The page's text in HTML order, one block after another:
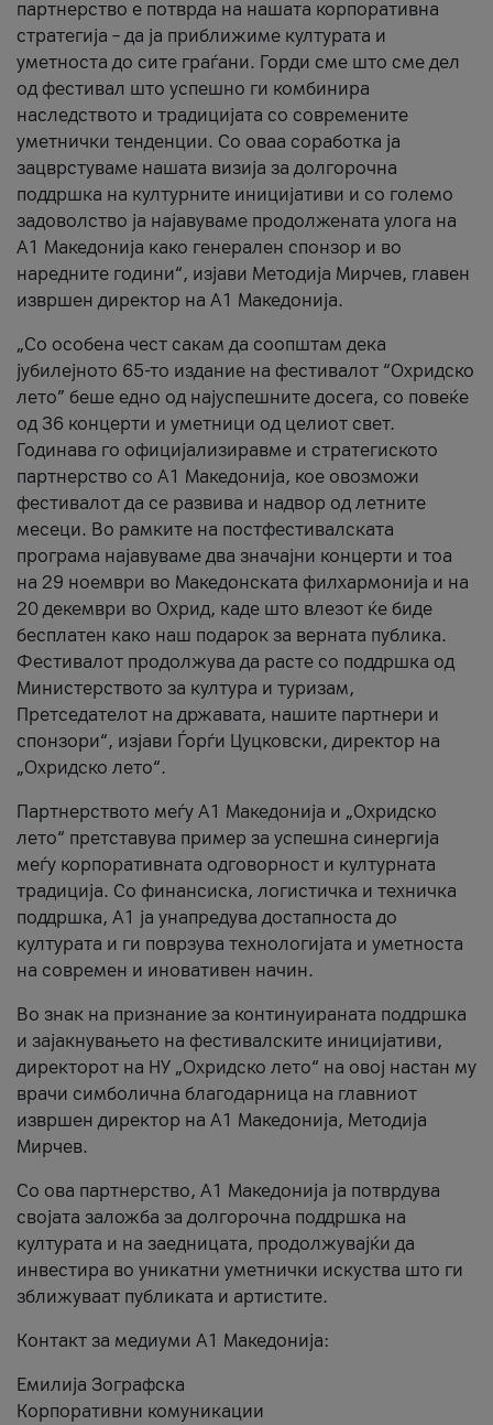
партнерство е потврда на нашата корпоративна
стратегија – да ја приближиме културата и
уметноста до сите граѓани. Горди сме што сме дел
од фестивал што успешно ги комбинира
наследството и традицијата со современите
уметнички тенденции. Со оваа соработка ја
зацврстуваме нашата визија за долгорочна
поддршка на културните иницијативи и со големо
задоволство ја најавуваме продолжената улога на
A1 Македонија како генерален спонзор и во
наредните години“, изјави Методија Мирчев, главен
извршен директор на A1 Македонија.
„Со особена чест сакам да соопштам дека
јубилејното 65-то издание на фестивалот “Охридско
лето” беше едно од најуспешните досега, со повеќе
од 36 концерти и уметници од целиот свет.
Годинава го официјализиравме и стратегиското
партнерство со А1 Македонија, кое овозможи
фестивалот да се развива и надвор од летните
месеци. Во рамките на постфестивалската
програма најавуваме два значајни концерти и тоа
на 29 ноември во Македонската филхармонија и на
20 декември во Охрид, каде што влезот ќе биде
бесплатен како наш подарок за верната публика.
Фестивалот продолжува да расте со поддршка од
Министерството за култура и туризам,
Претседателот на државата, нашите партнери и
спонзори“, изјави Ѓорѓи Цуцковски, директор на
„Охридско лето“.
Партнерството меѓу A1 Македонија и „Охридско
лето“ претставува пример за успешна синергија
меѓу корпоративната одговорност и културната
традиција. Со финансиска, логистичка и техничка
поддршка, A1 ја унапредува достапноста до
културата и ги поврзува технологијата и уметноста
на современ и иновативен начин.
Во знак на признание за континуираната поддршка
и зајакнувањето на фестивалските иницијативи,
директорот на НУ „Охридско лето“ на овој настан му
врачи симболична благодарница на главниот
извршен директор на A1 Македонија, Методија
Мирчев.
Со ова партнерство, A1 Македонија ја потврдува
својата заложба за долгорочна поддршка на
културата и на заедницата, продолжувајќи да
инвестира во уникатни уметнички искуства што ги
зближуваат публиката и артистите.
Контакт за медиуми А1 Македонија:
Емилија Зографска
Корпоративни комуникации